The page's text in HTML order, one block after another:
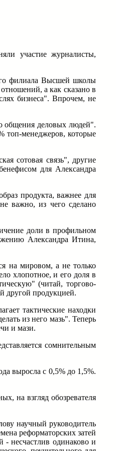
участие журналисты,
филиала Высшей школы
а как сказано в
бизнеса". Впрочем, не
общения деловых людей".
топ-менеджеров, которые
сотовая связь", другие
для Александра
продукта, важнее для
важно, из чего сделано
доли в профильном
Александра Итина,
на мировом, а не только
хлопотное, и его доля в
(читай, торгово-
другой продукцией.
тактические находки
из него мазь". Теперь
и мази.
сомнительным
выросла с 0,5% до 1,5%.
на взгляд обозревателя
научный руководитель
реформаторских затей
несчастлив одинаково и